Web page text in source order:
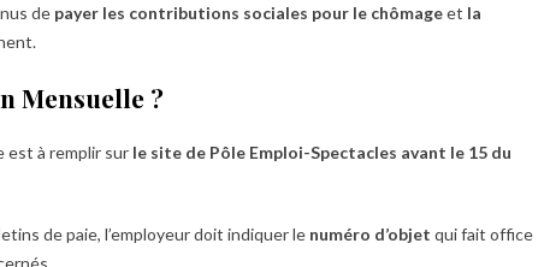
de payer les contributions sociales pour le chômageet la
Mensuelle ?
est à remplir sur le site de Pôle Emploi-Spectacles avant le 15 du
de paie, l’employeur doit indiquer le numéro d’objet qui fait office